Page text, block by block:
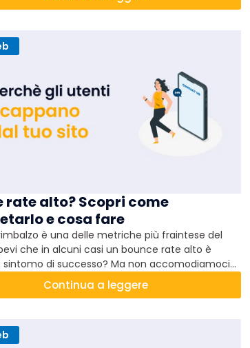
rate alto? Scopri come
e cosa fare
è una delle metriche più fraintese del
che in alcuni casi un bounce rate alto è
di successo? Ma non accomodiamoci
scopriamo le principali cause e come agire per
quando è davvero necessario.
Continua a leggere